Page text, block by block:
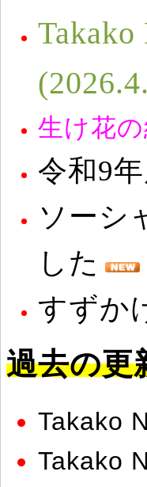
生け花
令和9
ソーシ
した
すずか
過去の更
Takako
Takako